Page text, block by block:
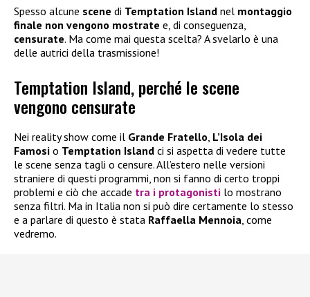
Spesso alcune scene di Temptation Island nel montaggio
finale non vengono mostrate e, di conseguenza,
censurate. Ma come mai questa scelta? A svelarlo è una
delle autrici della trasmissione!
Temptation Island, perché le scene
vengono censurate
Nei reality show come il Grande Fratello, L’Isola dei
Famosi o Temptation Island ci si aspetta di vedere tutte
le scene senza tagli o censure. All’estero nelle versioni
straniere di questi programmi, non si fanno di certo troppi
problemi e ciò che accade tra i protagonisti lo mostrano
senza filtri. Ma in Italia non si può dire certamente lo stesso
e a parlare di questo è stata Raffaella Mennoia, come
vedremo.